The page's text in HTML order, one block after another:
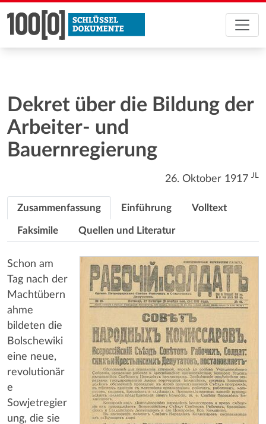
Dekret über die Bildung der
Arbeiter- und
Bauernregierung
26. Oktober 1917 JL
Zusammenfassung Einführung Volltext
Faksimile Quellen und Literatur
Schon am
Tag nach der
Machtübern
ahme
bildeten die
Bolschewiki
eine neue,
revolutionär
e
Sowjetregier
ung, die sie